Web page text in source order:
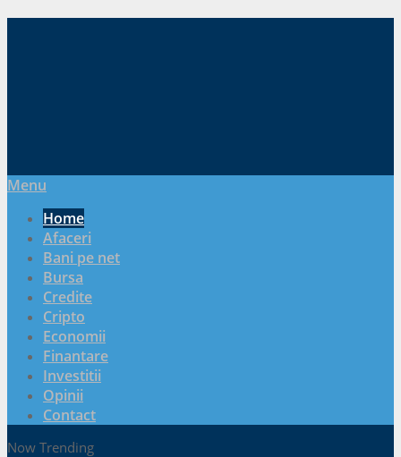
Menu
Home
Afaceri
Bani pe net
Bursa
Credite
Cripto
Economii
Finantare
Investitii
Opinii
Contact
Now Trending